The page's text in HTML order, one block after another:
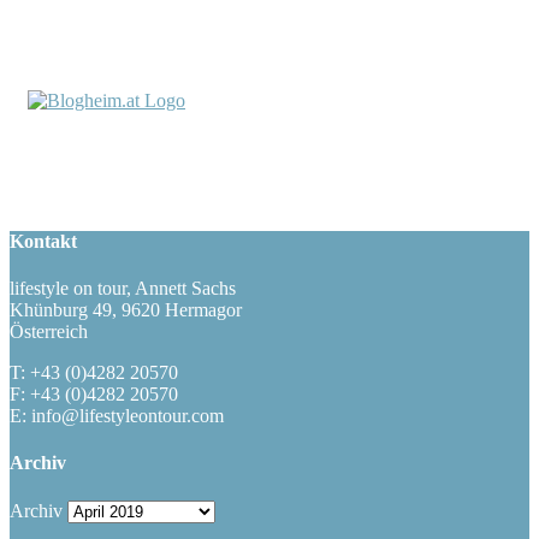
Kontakt
lifestyle on tour, Annett Sachs
Khünburg 49, 9620 Hermagor
Österreich
T: +43 (0)4282 20570
F: +43 (0)4282 20570
E: info@lifestyleontour.com
Archiv
Archiv